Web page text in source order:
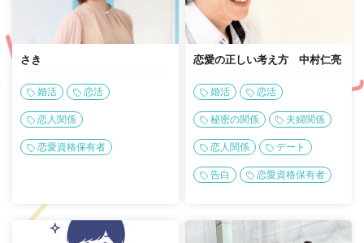
さき
婚活 恋活
恋人関係
恋愛資格保有者
恋愛の正しい考え方 中村仁亮
婚活 恋活
秘密の関係 夫婦関係
恋人関係 デート
告白 恋愛資格保有者